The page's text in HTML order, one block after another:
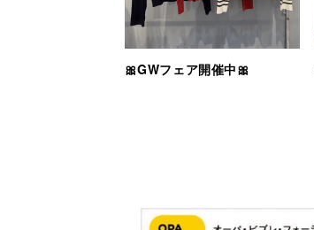
🎀GWフェア開催中🎀